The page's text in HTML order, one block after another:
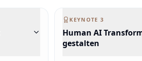
KEYNOTE 3
Human AI
gestalten